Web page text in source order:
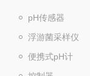
pH传感器
浮游菌采样仪
便携式pH计